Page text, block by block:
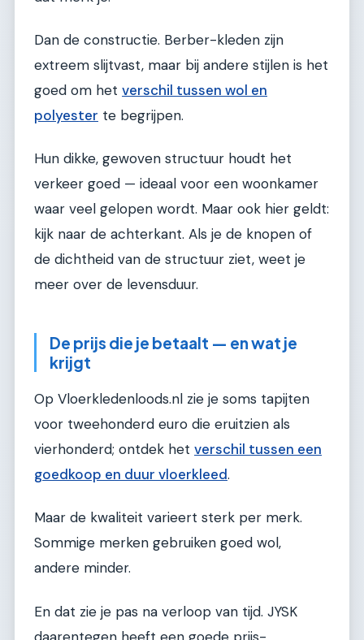
Dan de constructie. Berber-kleden zijn
extreem slijtvast, maar bij andere stijlen is het
goed om het verschil tussen wol en
polyester te begrijpen.
Hun dikke, gewoven structuur houdt het
verkeer goed — ideaal voor een woonkamer
waar veel gelopen wordt. Maar ook hier geldt:
kijk naar de achterkant. Als je de knopen of
de dichtheid van de structuur ziet, weet je
meer over de levensduur.
De prijs die je betaalt — en wat je
krijgt
Op Vloerkledenloods.nl zie je soms tapijten
voor tweehonderd euro die eruitzien als
vierhonderd; ontdek het verschil tussen een
goedkoop en duur vloerkleed.
Maar de kwaliteit varieert sterk per merk.
Sommige merken gebruiken goed wol,
andere minder.
En dat zie je pas na verloop van tijd. JYSK